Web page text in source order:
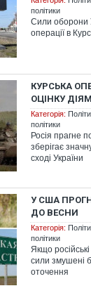
політики
Сили оборони
операції в
КУРСЬКА
ОЦІНКУ
Категорія:
політики
Росія прагне
зберігає
сході України
У США
ДО ВЕСНИ
Категорія:
політики
Якщо російські
сили змушені
оточення